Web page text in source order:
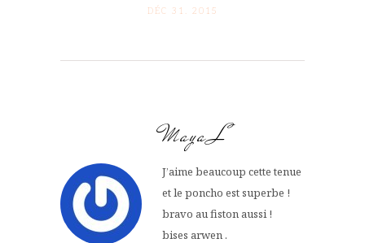
DÉC 31. 2015
Maya L
J’aime beaucoup cette tenue
et le poncho est superbe !
bravo au fiston aussi !
bises arwen .